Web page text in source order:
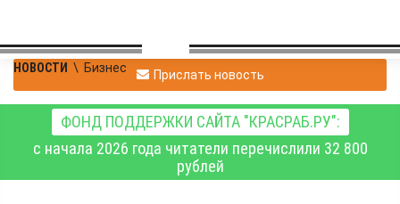
НОВОСТИ \ Бизнес Прислать новость
ФОНД ПОДДЕРЖКИ САЙТА "КРАСРАБ.РУ":
с начала 2026 года читатели перечислили 32 800
рублей